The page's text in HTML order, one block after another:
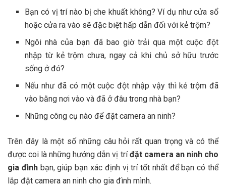
Bạn có vị trí nào bị che khuất không? Ví dụ như cửa sổ
hoặc cửa ra vào sẽ đặc biệt hấp dẫn đối với kẻ trộm?
Ngôi nhà của bạn đã bao giờ trải qua một cuộc đột
nhập từ kẻ trộm chưa, ngay cả khi chủ sở hữu trước
sống ở đó?
Nếu như đã có một cuộc đột nhập vậy thì kẻ trộm đã
vào bằng nơi vào và đã ở đâu trong nhà bạn?
Những công cụ nào để đặt camera an ninh?
Trên đây là một số những câu hỏi rất quan trọng và có thể
được coi là những hướng dẫn vị tríđặt camera an ninh cho
gia đìnhbạn, giúp bạn xác định vị trí tốt nhất để bạn có thể
lắp đặt camera an ninh cho gia đình mình.